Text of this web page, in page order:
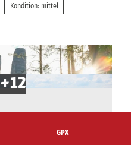
Kondition: mittel
GPX